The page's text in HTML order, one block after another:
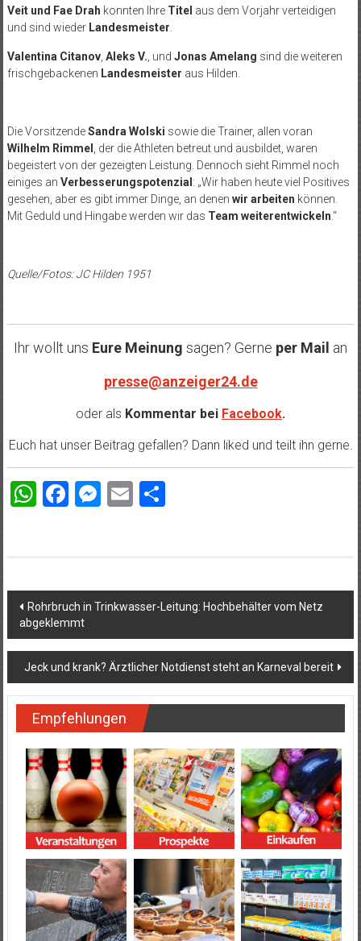
Veit und Fae Drah konnten Ihre Titel aus dem Vorjahr verteidigen
und sind wieder Landesmeister
Valentina Citanov, Aleks V. , und Jonas Amelang sind die weiteren
frischgebackenen Landesmeister aus Hilden.
Die VorsitzendeSandra Wolski sowie die Trainer, allen voran
Wilhelm Rimmel
, der die Athleten betreut und ausbildet, waren
begeistert von der gezeigten Leistung. Dennoch sieht Rimmel noch
einiges an Verbesserungspotenzial : „Wir haben heute viel Positives
gesehen, aber es gibt immer Dinge, an denen wir arbeiten können.
Mit Geduld und Hingabe werden wir das Team weiterentwickeln .“
Quelle/Fotos: JC Hilden 1951
Ihr wollt uns Eure Meinung sagen? Gerne per Mail an
presse@anzeiger24.de
oder als Kommentar bei Facebook.
Euch hat unser Beitrag gefallen? Dann liked und teilt ihn gerne.
WhatsApp
Facebook
Messenger
EmailTeilen
Beitragsnavigation
Rohrbruch in Trinkwasser-Leitung: Hochbehälter vom Netz
abgeklemmt
Jeck und krank? Ärztlicher Notdienst steht an Karneval bereit
Empfehlungen